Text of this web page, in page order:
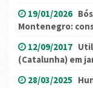
19/01/2026
Montenegro:
12/09/2017
(Catalunha) em
28/03/2025